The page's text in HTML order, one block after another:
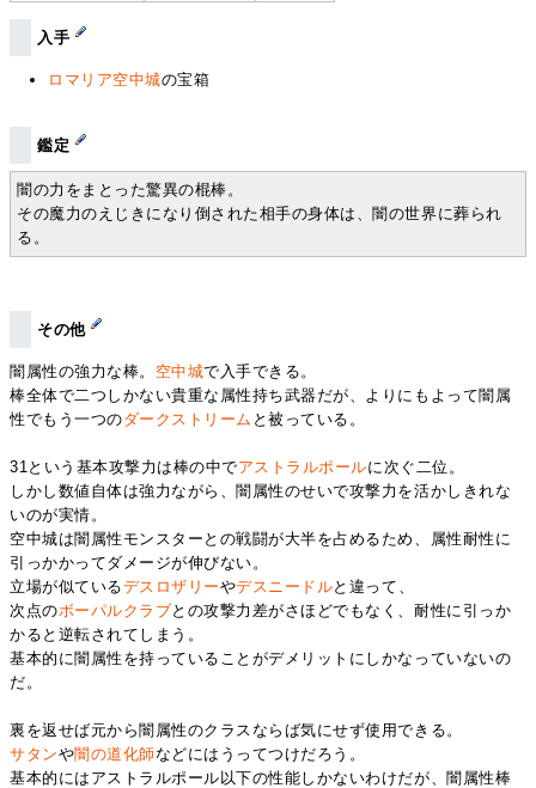
入手
ロマリア空中城の宝箱
鑑定
闇の力をまとった驚異の棍棒。
その魔力のえじきになり倒された相手の身体は、闇の世界に葬られ
る。
その他
闇属性の強力な棒。 空中城で入手できる。
棒全体で二つしかない貴重な属性持ち武器だが、よりにもよって闇属
性でもう一つのダークストリーム と被っている。
31という基本攻撃力は棒の中でアストラルポールに次ぐ二位。
しかし数値自体は強力ながら、闇属性のせいで攻撃力を活かしきれな
いのが実情。
空中城は闇属性モンスターとの戦闘が大半を占めるため、属性耐性に
引っかかってダメージが伸びない。
立場が似ているデスロザリーやデスニードルと違って、
次点のボーパルクラブとの攻撃力差がさほどでもなく、耐性に引っか
かると逆転されてしまう。
基本的に闇属性を持っていることがデメリットにしかなっていないの
だ。
裏を返せば元から闇属性のクラスならば気にせず使用できる。
サタンや闇の道化師などにはうってつけだろう。
基本的にはアストラルポール以下の性能しかないわけだが、闇属性棒